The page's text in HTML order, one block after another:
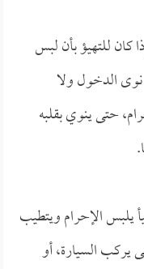
كان للتهيؤ بأن لبس
الدخول ولا
حتى ينوي بقلبه
يلبس الإحرام ويتطيب
يركب السيارة، أو